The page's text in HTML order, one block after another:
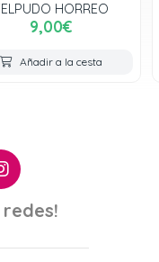
HORREO
9,00€
Añadir a la cesta
redes!